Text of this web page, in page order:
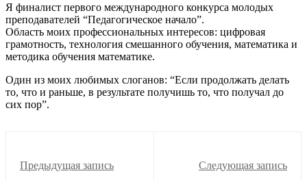
Я финалист первого международного конкурса молодых
преподавателей “Педагогическое начало”.
Область моих профессиональных интересов: цифровая
грамотность, технология смешанного обучения, математика и
методика обучения математике.
Один из моих любимых слоганов: “Если продолжать делать
то, что и раньше, в результате получишь то, что получал до
сих пор”.
Предыдущая запись Следующая запись